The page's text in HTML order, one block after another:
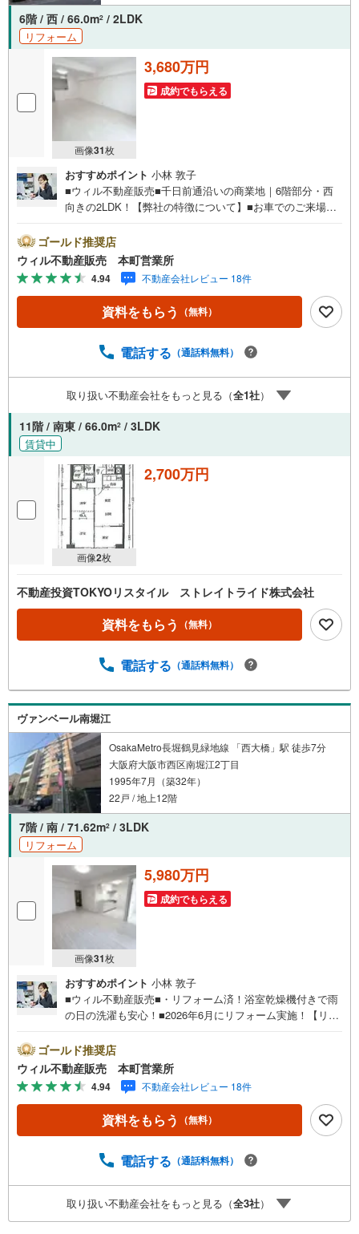
6階 / 西 / 66.0m2 / 2LDK
リフォーム
画像31枚
3,680万円
成約でもらえる
おすすめポイント 小林 敦子
■ウィル不動産販売■千日前通沿いの商業地｜6階部分・西
向きの2LDK！【弊社の特徴について】■お車でのご来場も
で、担当者のお声がけください。■キッズスペースもござい
ますので、小さなお子様がいらっしゃるご家庭もお気軽の
ご来場ください！＝＝＝＝＝＝＝＝＝＝＝＝＝＝＝＝＝＝
＝＝＝＝＝＝＝＝＝＝＝＝【営業時間 10:00～19:00】（定
休日なし）火曜日・水曜日も営業しております。上記時間
はお電話が繋がりやすくなっております。ぜひお気軽にご
する（無料）」ボタンよりご希望の日時をご記入いただけ
＝＝＝＝＝＝＝＝＝＝＝＝＝＝＝＝＝＝＝＝＝■リフォーム
担当、ローン担当が居ますので、何でも気軽にご相談いた
だけます！■リフォーム担当と一緒に現地見学を行い、その
場でリフォームのご提案等をさせていただきます！■物件管
紹介も可能です！
ゴールド推奨店
ウィル不動産販売 本町営業所
4.94 不動産会社レビュー 18件
資料をもらう （無料）
電話する （通話料無料）
取り扱い不動産会社をもっと見る（全1社）
11階 / 南東 / 66.0m2 / 3LDK
賃貸中
画像2枚
2,700万円
不動産投資TOKYOリスタイル ストレイトライド株式会社
資料をもらう （無料）
電話する （通話料無料）
ヴァンベール南堀江
OsakaMetro長堀鶴見緑地線 「西大橋」駅 徒歩7分
大阪府大阪市西区南堀江2丁目
1995年7月（築32年）
22戸 / 地上12階
7階 / 南 / 71.62m2 / 3LDK
リフォーム
画像31枚
5,980万円
成約でもらえる
おすすめポイント 小林 敦子
■ウィル不動産販売■・リフォーム済！浴室乾燥機付きで雨
の日の洗濯も安心！■2026年6月にリフォーム実施！【リフ
トバス（浴室乾燥機、追い焚き機能付き）、洗面化粧台、
防水パン、給湯器、トイレ（ウォシュレット付き）新調・
建具交換・フローリング張替え・全室クロス張替え・電気
配線工事（スイッチ、コンセント新品）・洗い工事■4駅3
沿線利用可能で各方面へ快適アクセス！■『スーパー玉出』
徒歩2分！とても近くて便利！■オートロック完備で安心の
の三方角住戸で採光・通風・独立性◎！■2面バルコニーで
す。周辺のコインパーキングまでご案内致しますので、担
当者にお声がけください。■キッズスペースもございますの
で、小さなお子様がいらっしゃるご家庭もお気軽にご来場
ゴールド推奨店
ウィル不動産販売 本町営業所
4.94 不動産会社レビュー 18件
資料をもらう （無料）
電話する （通話料無料）
取り扱い不動産会社をもっと見る（全3社）